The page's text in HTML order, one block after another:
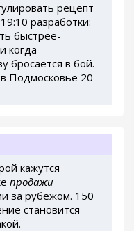
рецепт
разработки:
быстрее-
когда
бросается в бой.
Подмосковье 20
кажутся
продажи
за рубежом. 150
становится